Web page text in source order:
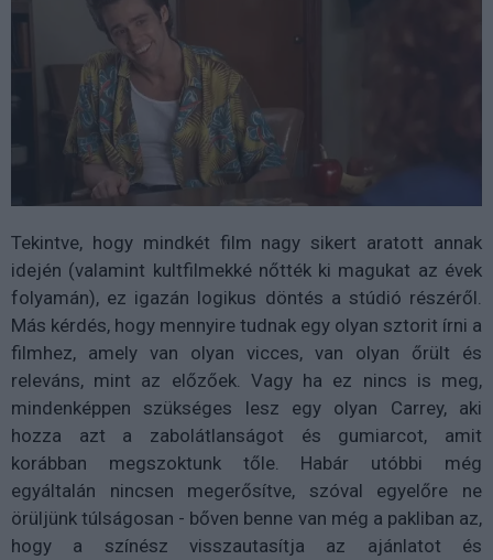
Tekintve, hogy mindkét film nagy sikert aratott annak
idején (valamint kultfilmekké nőtték ki magukat az évek
folyamán), ez igazán logikus döntés a stúdió részéről.
Más kérdés, hogy mennyire tudnak egy olyan sztorit írni a
filmhez, amely van olyan vicces, van olyan őrült és
releváns, mint az előzőek. Vagy ha ez nincs is meg,
mindenképpen szükséges lesz egy olyan Carrey, aki
hozza azt a zabolátlanságot és gumiarcot, amit
korábban megszoktunk tőle. Habár utóbbi még
egyáltalán nincsen megerősítve, szóval egyelőre ne
örüljünk túlságosan - bőven benne van még a pakliban az,
hogy a színész visszautasítja az ajánlatot és